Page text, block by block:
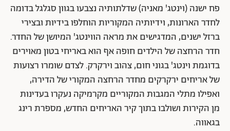
פח ישנה (וינטג' מאניה) שדלתותיה נצבעו בגוון סגלגל בדומה
לחדר הארונות, וידיותיה המקוריות הוחלפו בידיות ובצירי
ברזל ישנים, המדגישים את מראה הווינטג' המיושן של החדר.
חדר הרחצה של הילדים חופה אף הוא באריחי בטון מאוירים
בדוגמת וינטג' בגוני חום, צהוב וירקרק. לצדם שומרו רצועות
של אריחים ירקרקים מחדר הרחצה המקורי של הדירה,
ואפילו מתלי המגבות המקוריים מקרמיקה נעקרו בעדינות
מן הקירות ושולבו בתוך קיר האריחים החדש, מספרת רינג
בגאווה.